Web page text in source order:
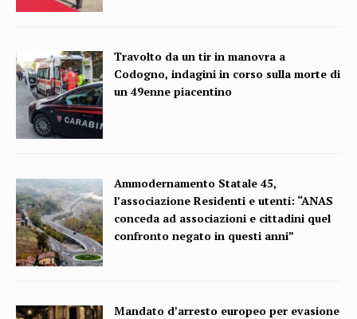
Travolto da un tir in manovra a
Codogno, indagini in corso sulla morte di
un 49enne piacentino
Ammodernamento Statale 45,
l’associazione Residenti e utenti: “ANAS
conceda ad associazioni e cittadini quel
confronto negato in questi anni”
Mandato d’arresto europeo per evasione